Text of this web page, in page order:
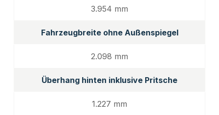
3.954 mm
Fahrzeugbreite ohne Außenspiegel
2.098 mm
Überhang hinten inklusive Pritsche
1.227 mm